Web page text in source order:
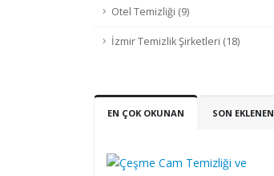
Otel Temizliği (9)
İzmir Temizlik Şirketleri (18)
EN ÇOK OKUNAN SON EKLENEN